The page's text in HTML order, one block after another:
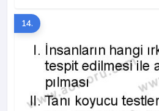
14.